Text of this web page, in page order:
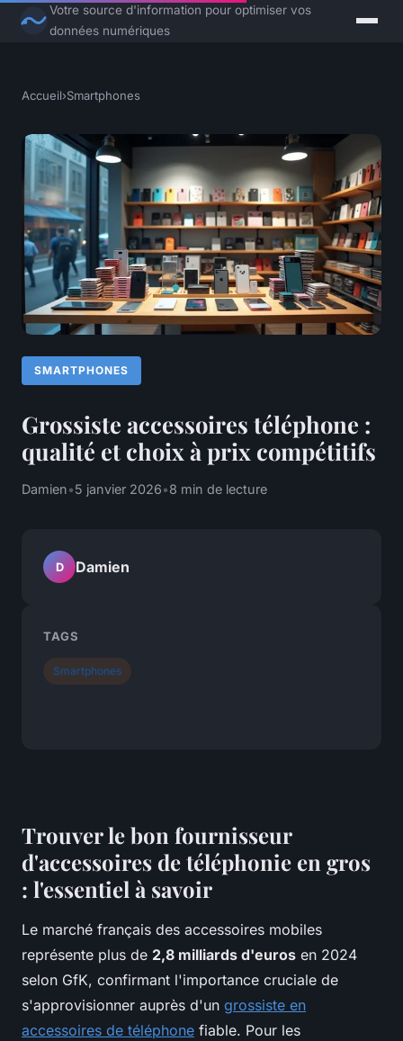
Votre source d'information pour optimiser vos
données numériques
Accueil›Smartphones
SMARTPHONES
Grossiste accessoires téléphone :
qualité et choix à prix compétitifs
Damien•5 janvier 2026•8 min de lecture
Trouver le bon fournisseur
d'accessoires de téléphonie en gros
: l'essentiel à savoir
Le marché français des accessoires mobiles
représente plus de 2,8 milliards d'euros en 2024
selon GfK, confirmant l'importance cruciale de
s'approvisionner auprès d'un grossiste en
accessoires de téléphone fiable. Pour les
D Damien
TAGS
Smartphones